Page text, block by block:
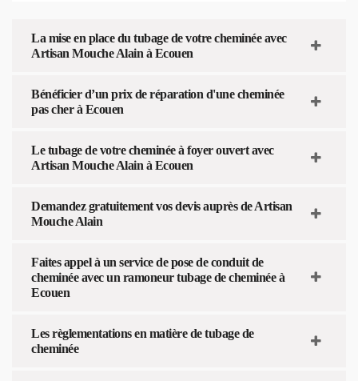
La mise en place du tubage de votre cheminée avec
Artisan Mouche Alain à Ecouen
Bénéficier d’un prix de réparation d'une cheminée
pas cher à Ecouen
Le tubage de votre cheminée à foyer ouvert avec
Artisan Mouche Alain à Ecouen
Demandez gratuitement vos devis auprès de Artisan
Mouche Alain
Faites appel à un service de pose de conduit de
cheminée avec un ramoneur tubage de cheminée à
Ecouen
Les règlementations en matière de tubage de
cheminée